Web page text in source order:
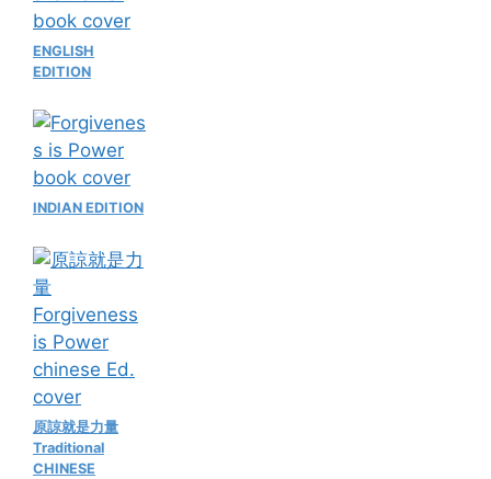
ENGLISH
EDITION
INDIAN EDITION
原諒就是力量
Traditional
CHINESE